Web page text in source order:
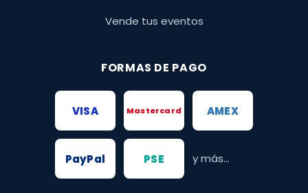
Vende tus eventos
FORMAS DE PAGO
VISA Mastercard AMEX
PayPal PSE y más...